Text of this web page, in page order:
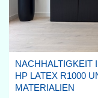
NACHHALTIGKEIT
HP LATEX R1000
MATERIALIEN